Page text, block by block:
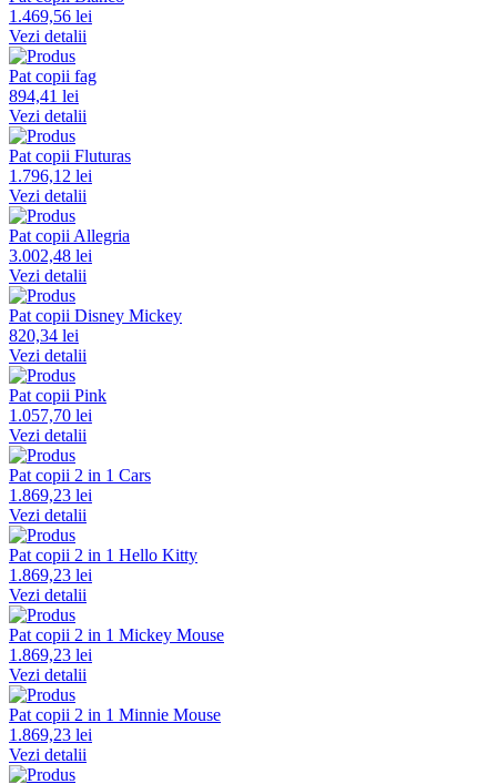
1.469,56 lei
Vezi detalii
Pat copii fag
894,41 lei
Vezi detalii
Pat copii Fluturas
1.796,12 lei
Vezi detalii
Pat copii Allegria
3.002,48 lei
Vezi detalii
Pat copii Disney Mickey
820,34 lei
Vezi detalii
Pat copii Pink
1.057,70 lei
Vezi detalii
Pat copii 2 in 1 Cars
1.869,23 lei
Vezi detalii
Pat copii 2 in 1 Hello Kitty
1.869,23 lei
Vezi detalii
Pat copii 2 in 1 Mickey Mouse
1.869,23 lei
Vezi detalii
Pat copii 2 in 1 Minnie Mouse
1.869,23 lei
Vezi detalii